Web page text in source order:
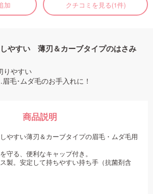
加 クチコミを見る(1件)
やすい 薄刃＆カーブタイプのはさみ
りやすい
毛･ムダ毛のお手入れに！
商品説明
やすい薄刃＆カーブタイプの眉毛・ムダ毛用
守る、便利なキャップ付き。
製。安定して持ちやすい持ち手（抗菌剤含